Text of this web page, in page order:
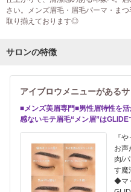
さい。メンズ眉毛・眉毛パーマ・ま
取り揃えております◎
サロンの特徴
アイブロウメニューがある
■メンズ美眉専門■男性眉特性を
感ないモテ眉毛“メン眉”はGLIDE
『
お声
肉/
す魔
◆マ